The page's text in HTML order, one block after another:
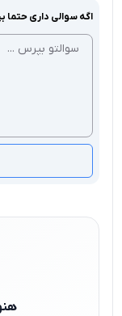
اگه سوالی داری حتما